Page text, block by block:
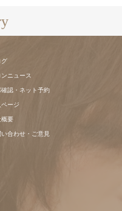
グ
ンニュース
確認・ネット予約
ージ
概要
い合わせ・ご意見